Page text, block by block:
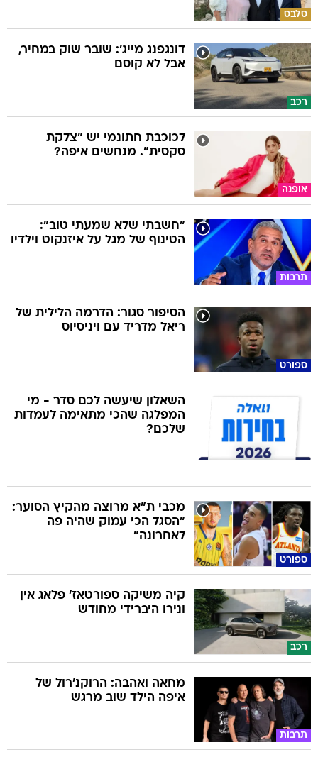
סלבס
רכב
דונגפנג מייג': שובר שוק במחיר,
אבל לא קוסם
אופנה
לכוכבת חתונמי יש "צלקת
סקסית". מנחשים איפה?
תרבות
"חשבתי שלא שמעתי טוב":
הטינוף של מגל על איזנקוט וילדיו
ספורט
הסיפור סגור: הדרמה הלילית של
ריאל מדריד עם ויניסיוס
השאלון שיעשה לכם סדר - מי
המפלגה שהכי מתאימה לעמדות
שלכם?
ספורט
מכבי ת"א מרוצה מהקיץ הסוער:
"הסגל הכי עמוק שהיה פה
לאחרונה"
רכב
קיה משיקה ספורטאז' פלאג אין
ונירו היברידי מחודש
תרבות
מחאה ואהבה: הרוקנ'רול של
איפה הילד שוב מרגש